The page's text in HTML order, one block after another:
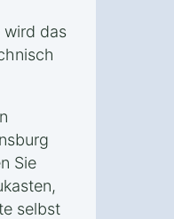
wird das
Sie
selbst